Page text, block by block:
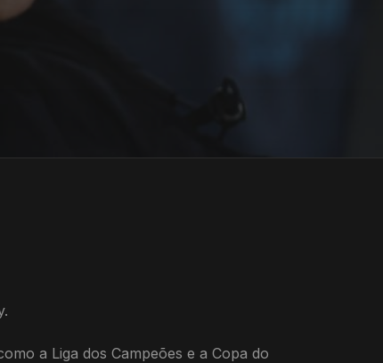
a Liga dos Campeões e a Copa do